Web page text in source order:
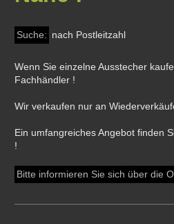
Suche: nach Postleitzahl
Wenn Sie einzelne Ausstecher
Fachhändler !
Wir verkaufen nur an
Ein umfangreiches Angebot finden
!
Bitte informieren Sie sich über die